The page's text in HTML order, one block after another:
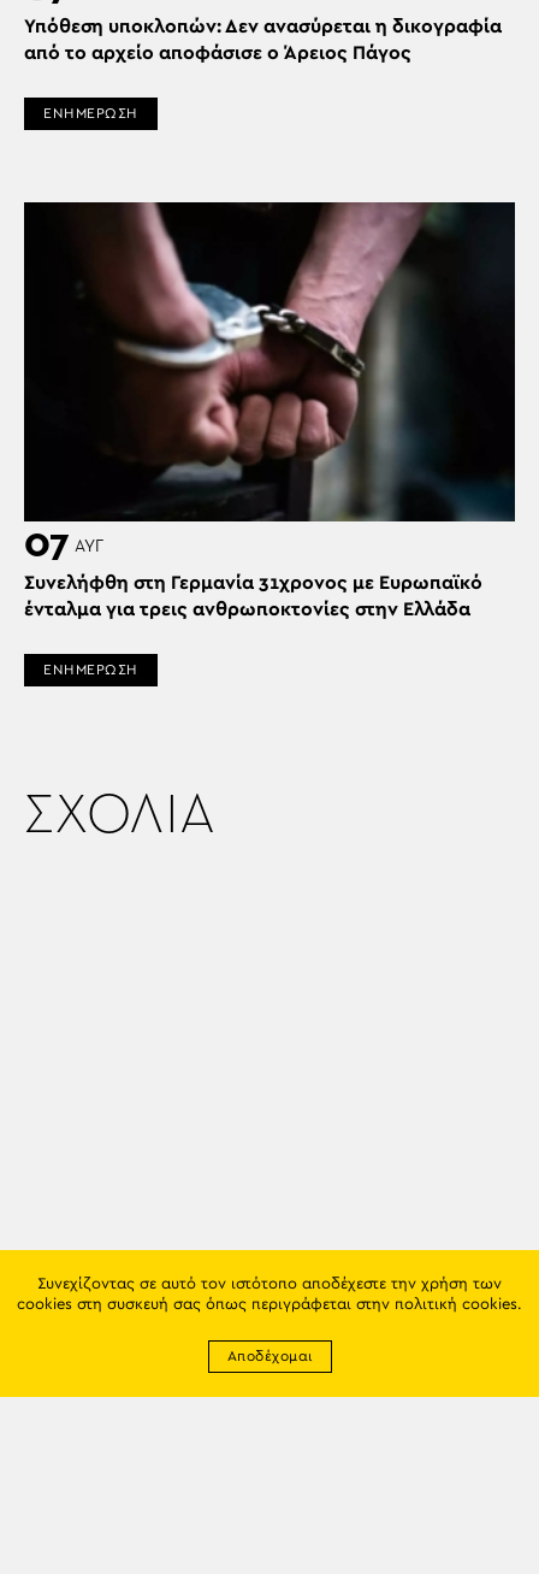
Υπόθεση υποκλοπών: Δεν ανασύρεται η δικογραφία
από το αρχείο αποφάσισε ο Άρειος Πάγος
ΕΝΗΜΕΡΩΣΗ
07 ΑΥΓ
Συνελήφθη στη Γερμανία 31χρονος με Ευρωπαϊκό
ένταλμα για τρεις ανθρωποκτονίες στην Ελλάδα
ΕΝΗΜΕΡΩΣΗ
ΣΧΟΛΙΑ
Συνεχίζοντας σε αυτό τον ιστότοπο αποδέχεστε την χρήση των
cookies στη συσκευή σας όπως περιγράφεται στην πολιτική cookies.
Αποδέχομαι